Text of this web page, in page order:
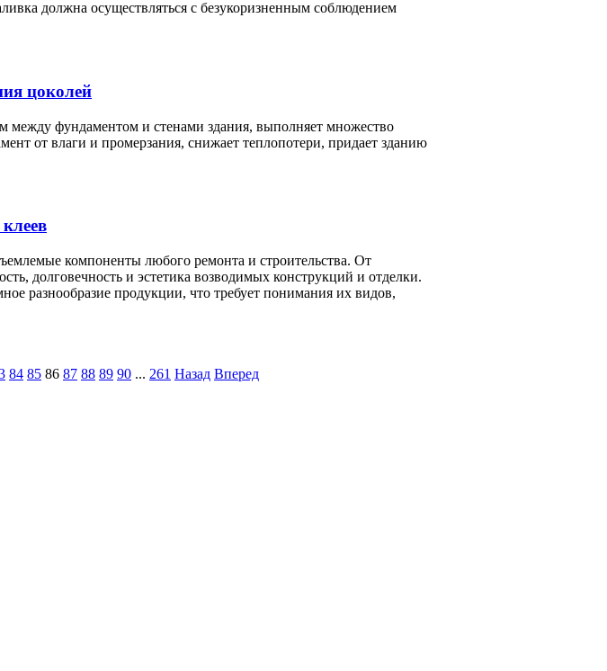
должна осуществляться с безукоризненным соблюдением
цоколей
между фундаментом и стенами здания, выполняет множество
от влаги и промерзания, снижает теплопотери, придает зданию
компоненты любого ремонта и строительства. От
долговечность и эстетика возводимых конструкций и отделки.
разнообразие продукции, что требует понимания их видов,
84 85 86 87 88 89 90 ... 261 Назад Вперед